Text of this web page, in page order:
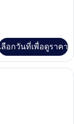
ลือกวันที่เพื่อดูราคา
ดับพรีเมียม, มินิบาร์, ตู้นิ